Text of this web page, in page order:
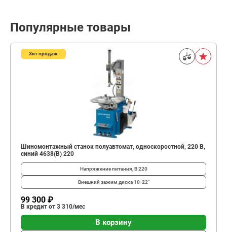
Популярные товары
Хит продаж
Шиномонтажный станок полуавтомат, односкоростной, 220 В,
синий 4638(B) 220
Напряжение питания, В220
Внешний зажим диска10-22"
99 300 ₽
В кредит от 3 310/мес
В корзину